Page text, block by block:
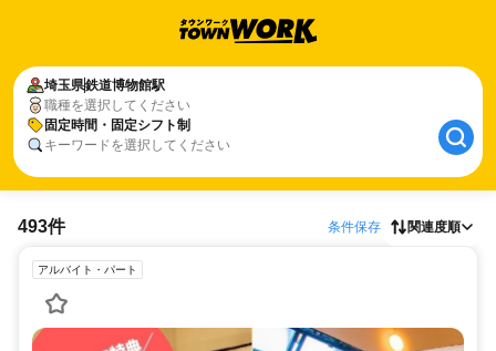
埼玉県鉄道博物館駅
職種を選択してください
固定時間・固定シフト制
キーワードを選択してください
493件 条件保存 関連度順
アルバイト・パート